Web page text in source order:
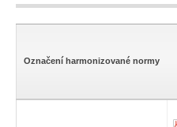
Označení harmonizované normy